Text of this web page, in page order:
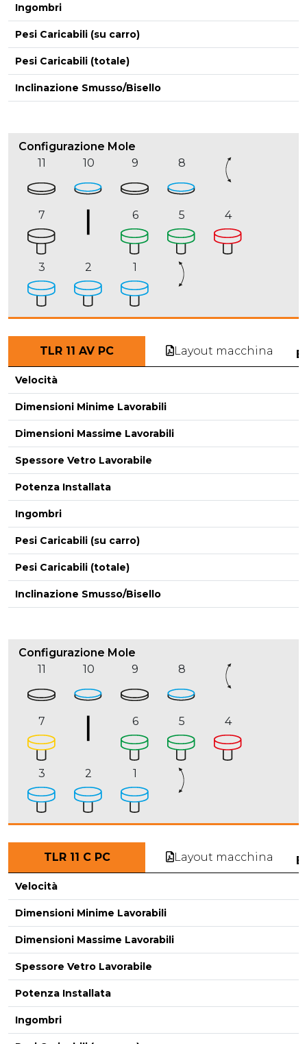
Ingombri
Pesi Caricabili (su carro)
Pesi Caricabili (totale)
Inclinazione Smusso/Bisello
Configurazione Mole
11
10 9 8
7 6 5 4
3 2 1
TLR 11 AV PC Layout macchina
Velocità
Dimensioni Minime Lavorabili
Dimensioni Massime Lavorabili
Spessore Vetro Lavorabile
Potenza Installata
Ingombri
Pesi Caricabili (su carro)
Pesi Caricabili (totale)
Inclinazione Smusso/Bisello
Configurazione Mole
11
10 9 8
7 6 5 4
3 2 1
TLR 11 C PC Layout macchina
Velocità
Dimensioni Minime Lavorabili
Dimensioni Massime Lavorabili
Spessore Vetro Lavorabile
Potenza Installata
Ingombri